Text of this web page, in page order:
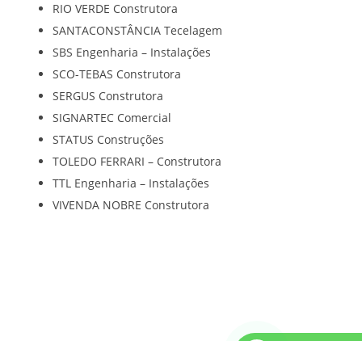
RIO VERDE Construtora
SANTACONSTÂNCIA Tecelagem
SBS Engenharia – Instalações
SCO-TEBAS Construtora
SERGUS Construtora
SIGNARTEC Comercial
STATUS Construções
TOLEDO FERRARI – Construtora
TTL Engenharia – Instalações
VIVENDA NOBRE Construtora